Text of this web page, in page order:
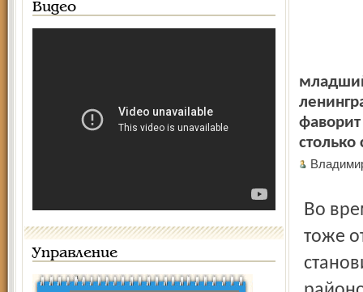
Видео
Управление
столько
Во времена более близкие мышкинские «гладиаторы»
тоже